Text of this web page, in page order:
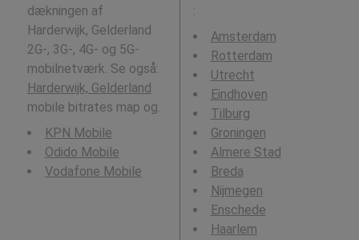
dækningen af
Harderwijk, Gelderland
2G-, 3G-, 4G- og 5G-
mobilnetværk. Se også:
Harderwijk, Gelderland
mobile bitrates map og.
KPN Mobile
Odido Mobile
Vodafone Mobile
:
Amsterdam
Rotterdam
Utrecht
Eindhoven
Tilburg
Groningen
Almere Stad
Breda
Nijmegen
Enschede
Haarlem